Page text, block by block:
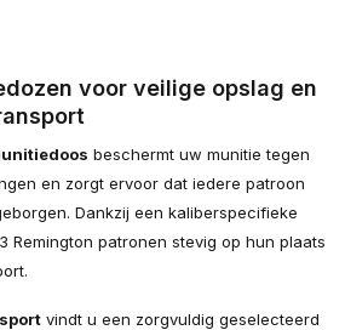
voor veilige opslag en
beschermt uw munitie tegen
en zorgt ervoor dat iedere patroon
Dankzij een kaliberspecifieke
Remington patronen stevig op hun plaats
vindt u een zorgvuldig geselecteerd